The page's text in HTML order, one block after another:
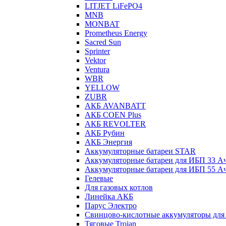
LITJET LiFePO4
MNB
MONBAT
Prometheus Energy
Sacred Sun
Sprinter
Vektor
Ventura
WBR
YELLOW
ZUBR
АКБ AVANBATT
АКБ COEN Plus
АКБ REVOLTER
АКБ Рубин
АКБ Энергия
Аккумуляторные батареи STAR
Аккумуляторные батареи для ИБП 33
Аккумуляторные батареи для ИБП 55
Гелевые
Для газовых котлов
Линейка АКБ
Парус Электро
Свинцово-кислотные аккумуляторы
Тяговые Trojan